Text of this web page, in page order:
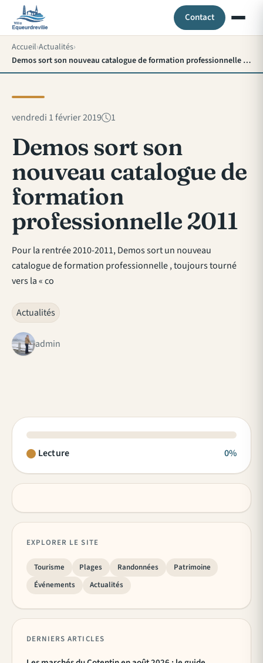
Contact
Accueil Actualités
Demos sort son nouveau catalogue de formation professionnelle 2011
vendredi 1 février 2019 1
Demos sort son
nouveau catalogue de
formation
professionnelle 2011
Pour la rentrée 2010-2011, Demos sort un nouveau
catalogue de formation professionnelle , toujours tourné
vers la « co
Actualités
admin
Lecture 0%
EXPLORER LE SITE
Tourisme Plages Randonnées
Patrimoine
Événements
Actualités
DERNIERS ARTICLES